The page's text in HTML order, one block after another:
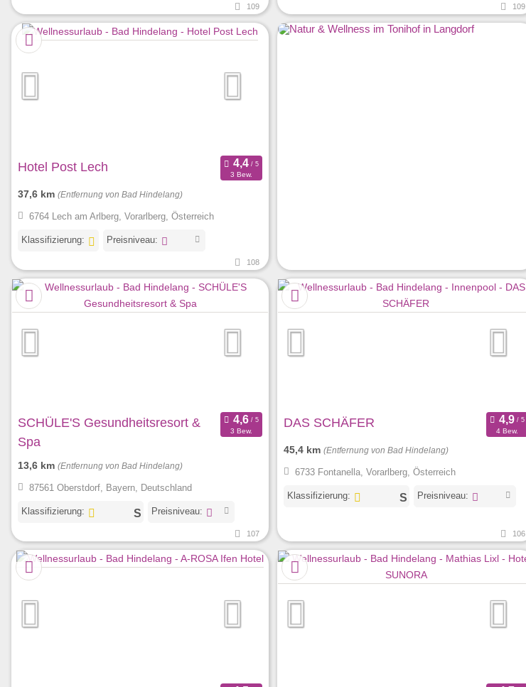
109 109
Hotel Post Lech
3 Bew.
37,6 km (Entfernung von Bad Hindelang)
6764 Lech am Arlberg, Vorarlberg, Österreich
Klassifizierung: Preisniveau:
108
SCHÜLE'S Gesundheitsresort &
Spa
3 Bew.
13,6 km (Entfernung von Bad Hindelang)
87561 Oberstdorf, Bayern, Deutschland
Klassifizierung: Preisniveau:
107
DAS SCHÄFER
4 Bew.
45,4 km (Entfernung von Bad Hindelang)
6733 Fontanella, Vorarlberg, Österreich
Klassifizierung: Preisniveau:
106